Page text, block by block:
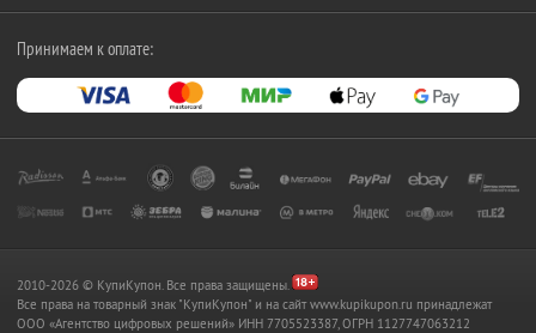
Принимаем к оплате:
2010-2026 © КупиКупон. Все права защищены.
Все права на товарный знак "КупиКупон" и на сайт www.kupikupon.ru принадлежат
OOO «Агентство цифровых решений» ИНН 7705523387, ОГРН 1127747063212